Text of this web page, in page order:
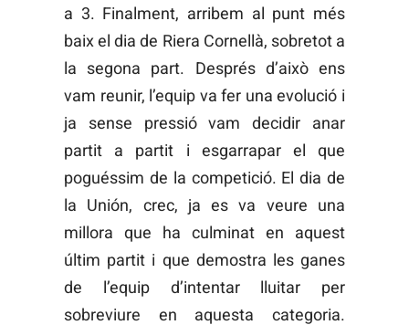
a 3. Finalment, arribem al punt més
baix el dia de Riera Cornellà, sobretot a
la segona part. Després d’això ens
vam reunir, l’equip va fer una evolució i
ja sense pressió vam decidir anar
partit a partit i esgarrapar el que
poguéssim de la competició. El dia de
la Unión, crec, ja es va veure una
millora que ha culminat en aquest
últim partit i que demostra les ganes
de l’equip d’intentar lluitar per
sobreviure en aquesta categoria.